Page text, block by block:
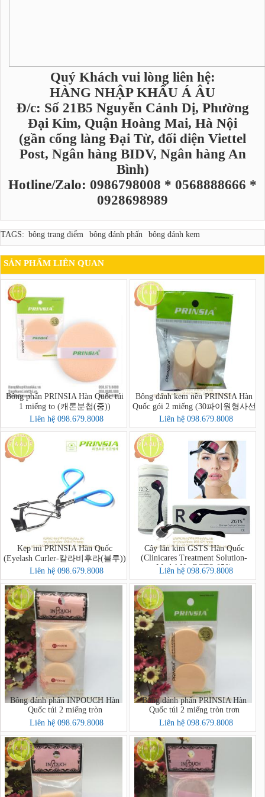
Quý Khách vui lòng liên hệ:
HÀNG NHẬP KHẨU Á ÂU
Đ/c: Số 21B5 Nguyễn Cảnh Dị, Phường
Đại Kim, Quận Hoàng Mai, Hà Nội
(gần cổng làng Đại Từ, đối diện Viettel
Post, Ngân hàng BIDV, Ngân hàng An
Bình)
Hotline/Zalo: 0986798008 * 0568888666 *
0928698989
TAGS: bông trang điểm bông đánh phấn bông đánh kem
SẢN PHẨM LIÊN QUAN
Bông phấn PRINSIA Hàn Quốc túi
1 miếng to (캐론분첩(중))
Liên hệ 098.679.8008
Bông đánh kem nền PRINSIA Hàn
Quốc gói 2 miếng (30파이원형사선
분첩2p)
Liên hệ 098.679.8008
Kẹp mi PRINSIA Hàn Quốc
(Eyelash Curler-칼라비후라(블루))
Liên hệ 098.679.8008
Cây lăn kim GSTS Hàn Quốc
(Clinicares Treatment Solution-
Model No ZGTS-050)
Liên hệ 098.679.8008
Bông đánh phấn INPOUCH Hàn
Quốc túi 2 miếng tròn
Liên hệ 098.679.8008
Bông đánh phấn PRINSIA Hàn
Quốc túi 2 miếng tròn trơn
Liên hệ 098.679.8008